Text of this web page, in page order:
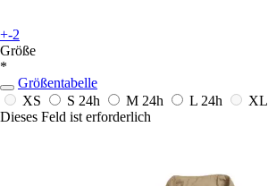
+-2
Größe
*
Größentabelle
XS
S 24h M 24h L 24h
XL
Dieses Feld ist erforderlich